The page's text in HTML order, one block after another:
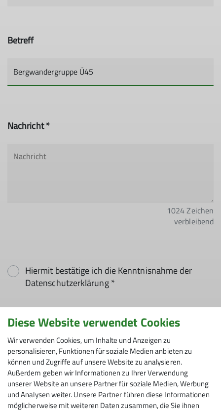
Betreff
Nachricht *
1024Zeichen
verbleibend
Hiermit bestätige ich die Kenntnisnahme der
Datenschutzerklärung *
Hiermit erkläre ich mich einverstanden, dass
meine in das Kontaktformular eingegebenen
Daten elektronisch gesichert und zum Zweck der
Kontaktaufnahme verarbeitet und genutzt
werden. Mir ist bekannt, dass ich meine
Einwilligung jederzeit wiederrufen kann. *
Mit (*) markierte Felder
Diese Website verwendet Cookies
Wir verwenden Cookies, um Inhalte und Anzeigen zu
personalisieren, Funktionen für soziale Medien anbieten zu
können und Zugriffe auf unsere Website zu analysieren.
Außerdem geben wir Informationen zu Ihrer Verwendung
unserer Website an unsere Partner für soziale Medien, Werbung
und Analysen weiter. Unsere Partner führen diese Informationen
möglicherweise mit weiteren Daten zusammen, die Sie ihnen